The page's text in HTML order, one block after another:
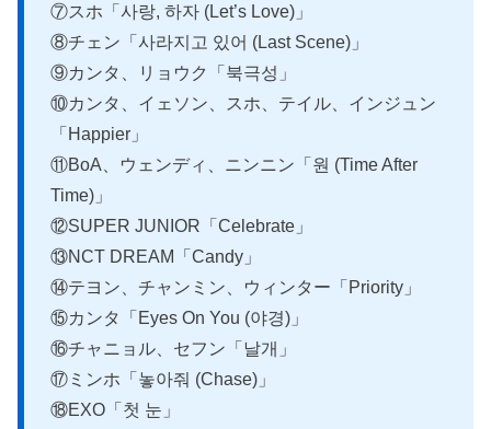
⑦スホ「사랑, 하자 (Let’s Love)」
⑧チェン「사라지고 있어 (Last Scene)」
⑨カンタ、リョウク「북극성」
⑩カンタ、イェソン、スホ、テイル、インジュン
「Happier」
⑪BoA、ウェンディ、ニンニン「원 (Time After
Time)」
⑫SUPER JUNIOR「Celebrate」
⑬NCT DREAM「Candy」
⑭テヨン、チャンミン、ウィンター「Priority」
⑮カンタ「Eyes On You (야경)」
⑯チャニョル、セフン「날개」
⑰ミンホ「놓아줘 (Chase)」
⑱EXO「첫 눈」